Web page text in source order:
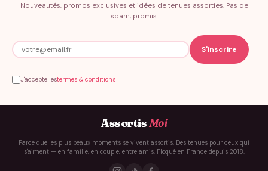
Nouveautés, promos exclusives et idées de tenues assorties. Pas de
spam, promis.
J'accepte lestermes & conditions
AssortisMoi
Parce que les plus beaux moments se vivent assortis. Des tenues pour ceux qui
s'aiment — en famille, en couple, entre amis. Floqué en France depuis 2018.